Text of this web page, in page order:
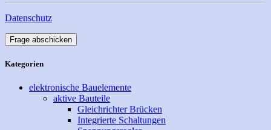
Datenschutz
Frage abschicken
Kategorien
elektronische Bauelemente
aktive Bauteile
Gleichrichter Brücken
Integrierte Schaltungen